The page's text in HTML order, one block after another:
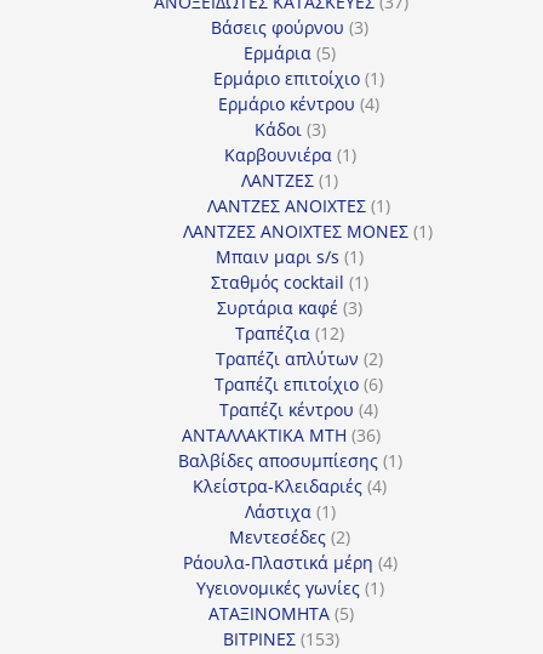
Βάσεις φούρνου 33
Ερμάρια 55
προϊόντα
Ερμάριο επιτοίχιο 11
προϊόν
Ερμάριο κέντρου 44
Κάδοι 33
προϊόντα
Καρβουνιέρα 11
ΛΑΝΤΖΕΣ 11
προϊόν
ΛΑΝΤΖΕΣ ΑΝΟΙΧΤΕΣ 11
προϊόν
ΛΑΝΤΖΕΣ ΑΝΟΙΧΤΕΣ ΜΟΝΕΣ 11
Μπαιν μαρι s/s 11
προϊόν
Σταθμός cocktail 11
Συρτάρια καφέ 33
Τραπέζια 1212
προϊόντα
Τραπέζι απλύτων 22
προϊόντα
Τραπέζι επιτοίχιο 66
προϊόντα
Τραπέζι κέντρου 44
προϊόντα
ΑΝΤΑΛΛΑΚΤΙΚΑ MTH 3636
προϊόντα
Βαλβίδες αποσυμπίεσης 11
Κλείστρα-Κλειδαριές 44
Λάστιχα 11
προϊόν
Μεντεσέδες 22
προϊόντα
Ράουλα-Πλαστικά μέρη 44
Υγειονομικές γωνίες 11
ΑΤΑΞΙΝΟΜΗΤΑ 55
ΒΙΤΡΙΝΕΣ 153153